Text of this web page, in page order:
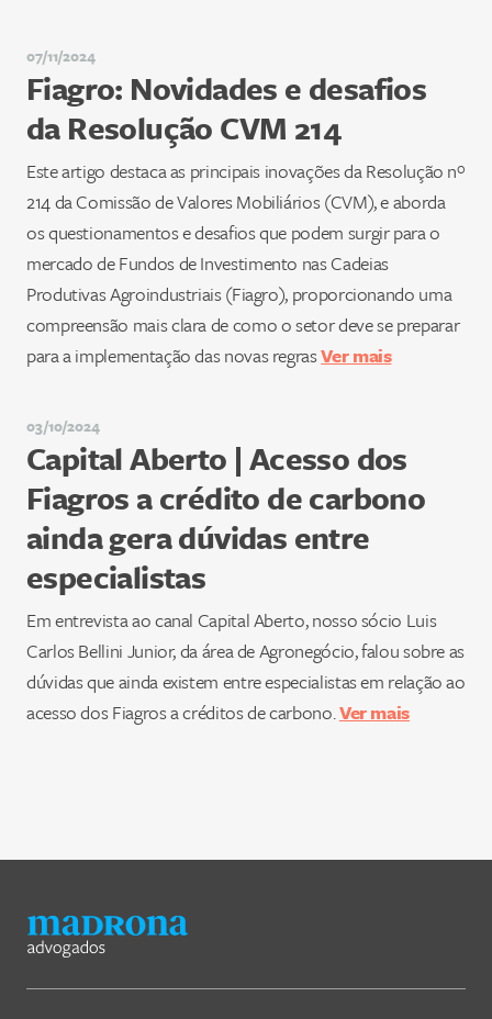
07/11/2024
Fiagro: Novidades e desafios
da Resolução CVM 214
Este artigo destaca as principais inovações da Resolução nº
214 da Comissão de Valores Mobiliários (CVM), e aborda
os questionamentos e desafios que podem surgir para o
mercado de Fundos de Investimento nas Cadeias
Produtivas Agroindustriais (Fiagro), proporcionando uma
compreensão mais clara de como o setor deve se preparar
para a implementação das novas regrasVer mais
03/10/2024
Capital Aberto | Acesso dos
Fiagros a crédito de carbono
ainda gera dúvidas entre
especialistas
Em entrevista ao canal Capital Aberto, nosso sócio Luis
Carlos Bellini Junior, da área de Agronegócio, falou sobre as
dúvidas que ainda existem entre especialistas em relação ao
acesso dos Fiagros a créditos de carbono.Ver mais